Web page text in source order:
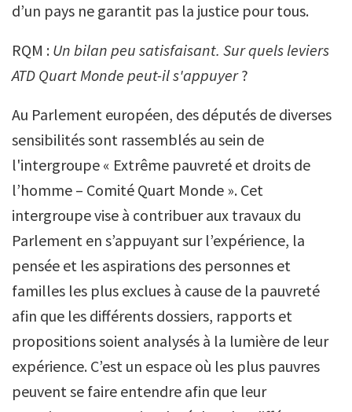
d’un pays ne garantit pas la justice pour tous.
RQM : Un bilan peu satisfaisant. Sur quels leviers
ATD Quart Monde peut-il s'appuyer?
Au Parlement européen, des députés de diverses
sensibilités sont rassemblés au sein de
l'intergroupe « Extrême pauvreté et droits de
l’homme – Comité Quart Monde ». Cet
intergroupe vise à contribuer aux travaux du
Parlement en s’appuyant sur l’expérience, la
pensée et les aspirations des personnes et
familles les plus exclues à cause de la pauvreté
afin que les différents dossiers, rapports et
propositions soient analysés à la lumière de leur
expérience. C’est un espace où les plus pauvres
peuvent se faire entendre afin que leur